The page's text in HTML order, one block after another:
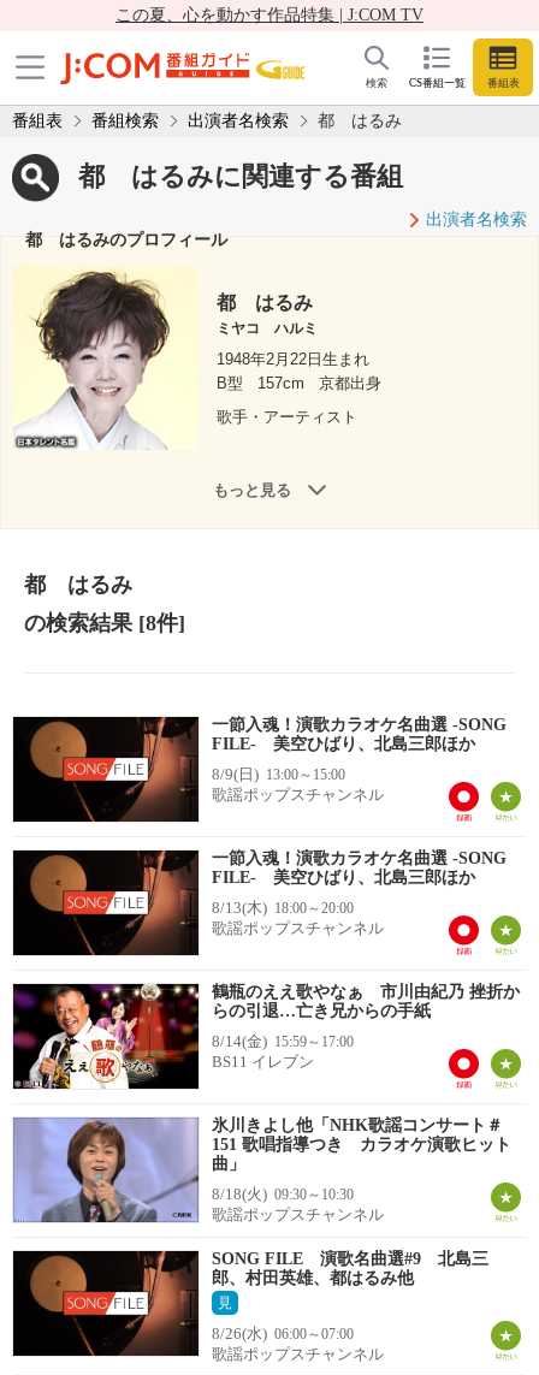
この夏、心を動かす作品特集 | J:COM TV
CS番組一覧 番組表
検索
番組表 番組検索 出演者名検索 都 はるみ
都 はるみに関連する番組
出演者名検索
都 はるみのプロフィール
都 はるみ
ミヤコ ハルミ
1948年2月22日生まれ
B型
157cm
京都出身
歌手・アーティスト
もっと見る
都 はるみ
の検索結果[8件]
一節入魂！演歌カラオケ名曲選 -SONG
FILE- 美空ひばり、北島三郎ほか
8/9(日) 13:00～15:00
歌謡ポップスチャンネル
一節入魂！演歌カラオケ名曲選 -SONG
FILE- 美空ひばり、北島三郎ほか
8/13(木) 18:00～20:00
歌謡ポップスチャンネル
鶴瓶のええ歌やなぁ 市川由紀乃 挫折か
らの引退…亡き兄からの手紙
8/14(金) 15:59～17:00
BS11 イレブン
氷川きよし他「NHK歌謡コンサート＃
151 歌唱指導つき カラオケ演歌ヒット
曲」
8/18(火) 09:30～10:30
歌謡ポップスチャンネル
SONG FILE 演歌名曲選#9 北島三
郎、村田英雄、都はるみ他
見
8/26(水) 06:00～07:00
歌謡ポップスチャンネル